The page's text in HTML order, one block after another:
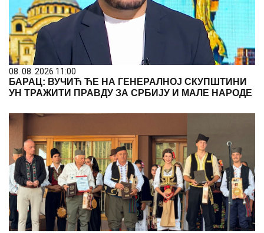
08. 08. 2026 11:00
БАРАЦ: ВУЧИЋ ЋЕ НА ГЕНЕРАЛНОЈ СКУПШТИНИ
УН ТРАЖИТИ ПРАВДУ ЗА СРБИЈУ И МАЛЕ НАРОДЕ